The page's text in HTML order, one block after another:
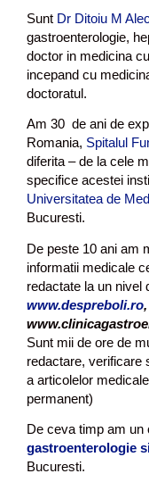
Sunt Dr Ditoiu M
gastroenterologie,
doctor in medicina
incepand cu
doctoratul.
Am 30 de ani de
Romania, Spitalul
diferita – de la cele
specifice acestei
Universitatea de
Bucuresti.
De peste 10 ani am
informatii medicale
redactate la un nivel
www.despreboli.ro,
Sunt mii de ore de
redactare, verificare
a articolelor
permanent)
De ceva timp am un
gastroenterologie
Bucuresti.